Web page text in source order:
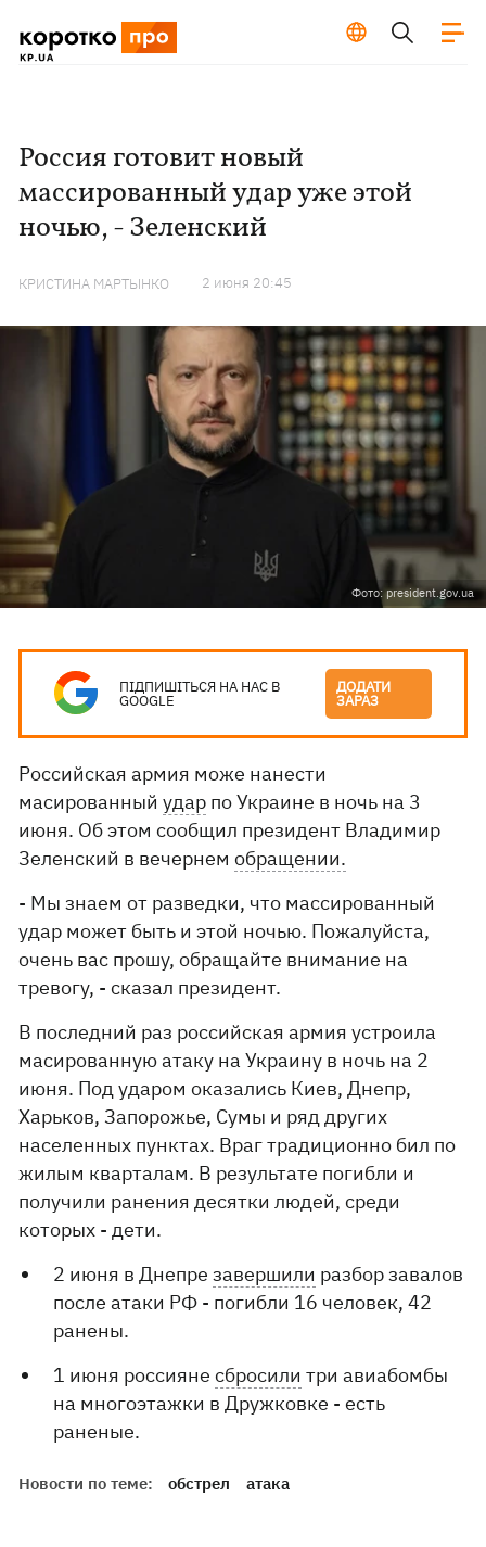
Россия готовит новый
массированный удар уже этой
ночью, - Зеленский
КРИСТИНА МАРТЫНКО 2 июня 20:45
Фото: president.gov.ua
ПІДПИШІТЬСЯ НА НАС В
GOOGLE
ДОДАТИ
ЗАРАЗ
Российская армия може нанести
масированныйудар по Украине в ночь на 3
июня. Об этом сообщил президент Владимир
Зеленский в вечернемобращении.
- Мы знаем от разведки, что массированный
удар может быть и этой ночью. Пожалуйста,
очень вас прошу, обращайте внимание на
тревогу, - сказал президент.
В последний раз российская армия устроила
масированную атаку на Украину в ночь на 2
июня. Под ударом оказались Киев, Днепр,
Харьков, Запорожье, Сумы и ряд других
населенных пунктах. Враг традиционно бил по
жилым кварталам. В результате погибли и
получили ранения десятки людей, среди
которых - дети.
2 июня в Днепрезавершили разбор завалов
после атаки РФ - погибли 16 человек, 42
ранены.
1 июня россиянесбросили три авиабомбы
на многоэтажки в Дружковке - есть
раненые.
Новости по теме: обстрел атака